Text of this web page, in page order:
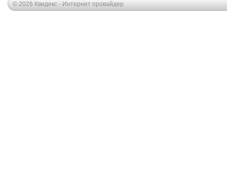
© 2026 Квидекс - Интернет провайдер